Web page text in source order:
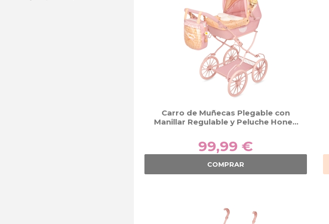
Carro de Muñecas Plegable con
Manillar Regulable y Peluche Honey
99,99 €
COMPRAR